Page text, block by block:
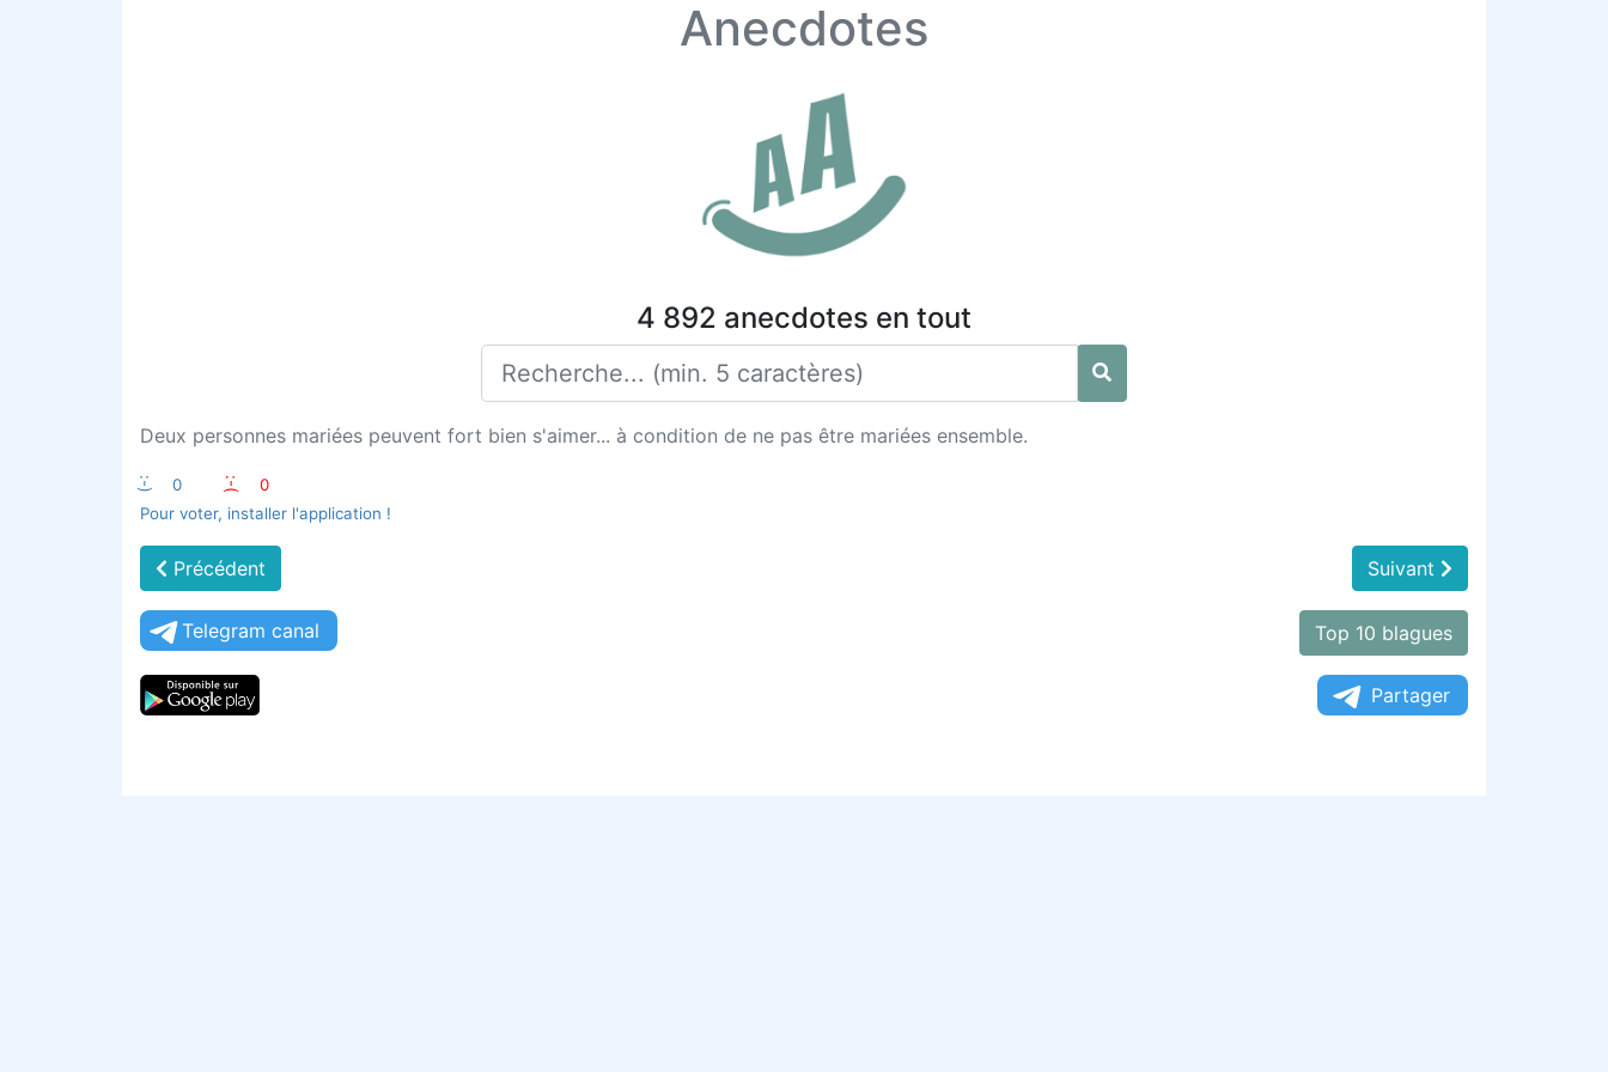
Anecdotes
4 892 anecdotes en tout
Deux personnes mariées peuvent fort bien s'aimer... à condition de ne pas être mariées ensemble.
:-) 0 :-(
0
Pour voter, installer l'application !
Précédent Suivant
Telegram canal Top 10 blagues
Partager